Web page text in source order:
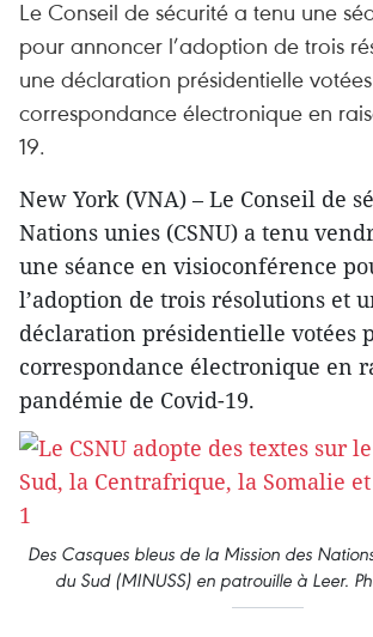
Le Conseil de sécurité a tenu une
pour annoncer l’adoption de trois
une déclaration présidentielle
correspondance électronique en
19.
New York (VNA) – Le Conseil de
Nations unies (CSNU) a tenu
une séance en visioconférence
l’adoption de trois résolutions et
déclaration présidentielle votées
correspondance électronique en
pandémie de Covid-19.
Des Casques bleus de la Mission des
du Sud (MINUSS) en patrouille à Leer.